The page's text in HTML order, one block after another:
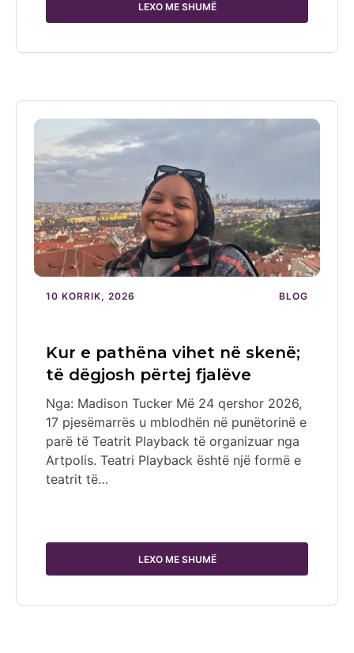
LEXO ME SHUMË
10 KORRIK, 2026 BLOG
Kur e pathëna vihet në skenë;
të dëgjosh përtej fjalëve
Nga: Madison Tucker Më 24 qershor 2026,
17 pjesëmarrës u mblodhën në punëtorinë e
parë të Teatrit Playback të organizuar nga
Artpolis. Teatri Playback është një formë e
teatrit të…
LEXO ME SHUMË